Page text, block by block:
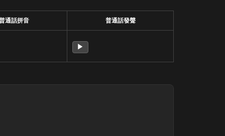
通話拼音 普通話發聲
▶